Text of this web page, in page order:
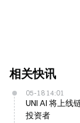
相关快讯
05-18 14:01
UNI AI 将上线
投资者